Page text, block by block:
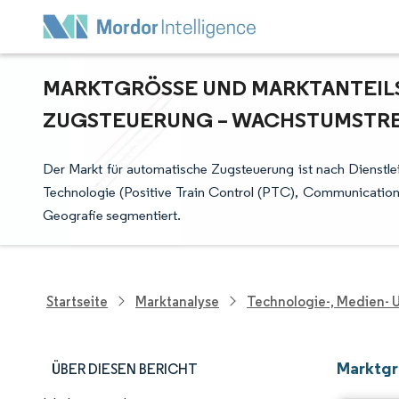
MARKTGRÖSSE UND
UGSTEUERUNG –
Der Markt für automatische Zugsteuerung ist nach
Technologie (Positive Train Control (PTC),
Geografie segmentiert.
Startseite Marktanalyse Technologie-, Medien-
ÜBER DIESEN BERICHT